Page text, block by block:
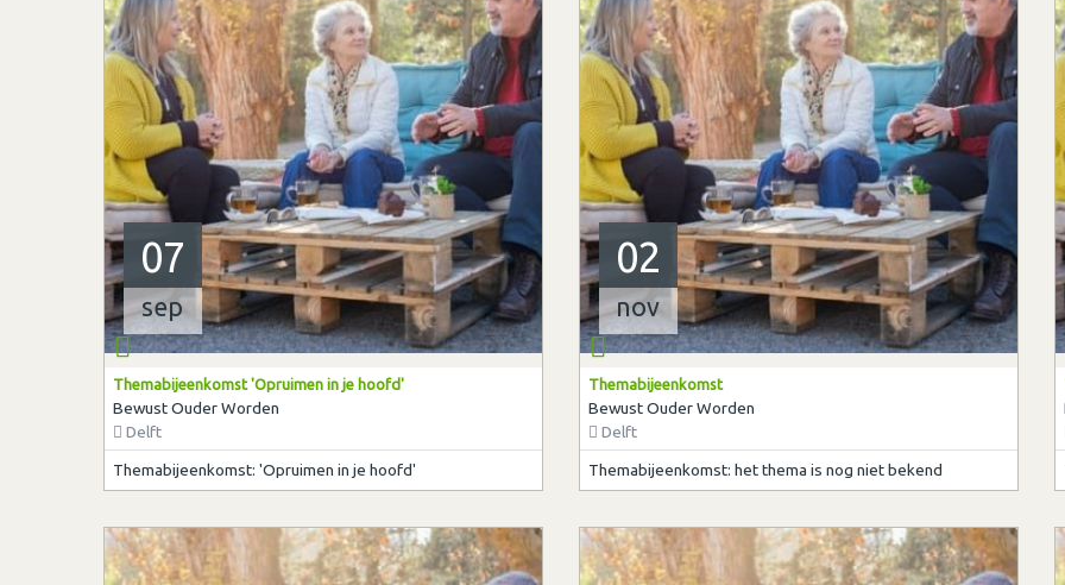
07
sep
Themabijeenkomst 'Opruimen in je hoofd'
Bewust Ouder Worden
Delft
Themabijeenkomst: 'Opruimen in je hoofd'
02
nov
Themabijeenkomst
Bewust Ouder Worden
Delft
Themabijeenkomst: het thema is nog niet bekend